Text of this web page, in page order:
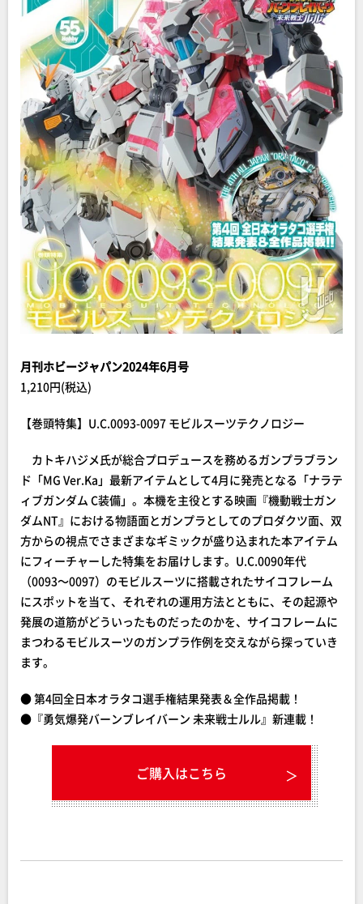
月刊ホビージャパン2024年6月号
1,210円(税込)
【巻頭特集】U.C.0093-0097 モビルスーツテクノロジー
カトキハジメ氏が総合プロデュースを務めるガンプラブラン
ド「MG Ver.Ka」最新アイテムとして4月に発売となる「ナラテ
ィブガンダム C装備」。本機を主役とする映画『機動戦士ガン
ダムNT』における物語面とガンプラとしてのプロダクツ面、双
方からの視点でさまざまなギミックが盛り込まれた本アイテム
にフィーチャーした特集をお届けします。U.C.0090年代
（0093～0097）のモビルスーツに搭載されたサイコフレーム
にスポットを当て、それぞれの運用方法とともに、その起源や
発展の道筋がどういったものだったのかを、サイコフレームに
まつわるモビルスーツのガンプラ作例を交えながら探っていき
ます。
● 第4回全日本オラタコ選手権結果発表＆全作品掲載！
●『勇気爆発バーンブレイバーン 未来戦士ルル』新連載！
ご購入はこちら